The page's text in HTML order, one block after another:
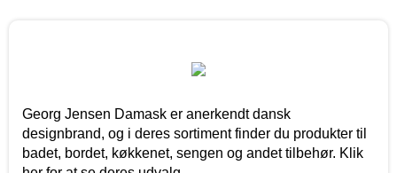
Georg Jensen Damask er anerkendt dansk
designbrand, og i deres sortiment finder du produkter til
badet, bordet, køkkenet, sengen og andet tilbehør. Klik